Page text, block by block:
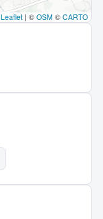
Leaflet | © OSM © CARTO